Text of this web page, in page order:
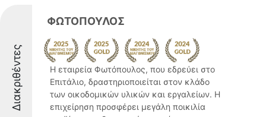
Διακριθέντες
ΦΩΤΟΠΟΥΛΟΣ
Η εταιρεία Φωτόπουλος, που εδρεύει στο
Επιτάλιο, δραστηριοποιείται στον κλάδο
των οικοδομικών υλικών και εργαλείων. Η
επιχείρηση προσφέρει μεγάλη ποικιλία